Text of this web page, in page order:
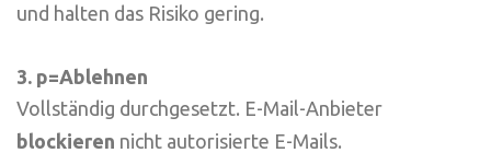
und halten das Risiko gering.
3. p=Ablehnen
Vollständig durchgesetzt. E-Mail-Anbieter
blockieren nicht autorisierte E-Mails.